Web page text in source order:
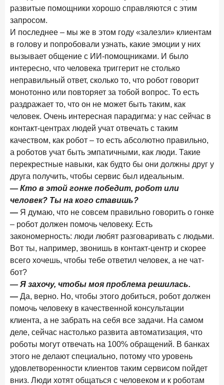
29 апреля 2026 года
Конкуренция на рынке инвестиционно-страховых
продуктов усиливается
28 апреля 2026 года ИССЛЕДОВАНИЕ
Привязанность побеждает ставку? Как выбирают банк
для сбережений в 2026 году
27 апреля 2026 года
Банки скорректировали доходность вкладов после
снижения ключевой ставки до 14,5%
Цифра дня
Средняя ставка по ипотеке в России
8,95 %
+1,48 п.п.
Frank Data. Ипотека Поделиться
24 апреля 2026 года ИССЛЕДОВАНИЕ
Ипотека. Итоги работы крупнейших ипотечных банков
в марте 2026 года
15 апреля 2026 года
Рынок подписок 2026: от гонки за объёмами к битве за
привычку
15 апреля 2026 года ИССЛЕДОВАНИЕ
Маркетинговые акции брокеров: обзор механик и
трендов
10 апреля 2026 года ИССЛЕДОВАНИЕ
ДНК современного ипотечного клиента
развитые помощники хорошо справляются с этим
запросом.
И последнее – мы же в этом году «залезли» клиентам
в голову и попробовали узнать, какие эмоции у них
вызывает общение с ИИ-помощниками. И было
интересно, что человека триггерит не столько
неправильный ответ, сколько то, что робот говорит
монотонно или повторяет за тобой вопрос. То есть
раздражает то, что он не может быть таким, как
человек. Очень интересная парадигма: у нас сейчас в
контакт-центрах людей учат отвечать с таким
качеством, как робот – то есть абсолютно правильно,
а роботов учат быть эмпатичными, как люди. Такие
перекрестные навыки, как будто бы они должны друг у
друга получить, чтобы сервис был идеальным.
— Кто в этой гонке победит, робот или
человек? Ты на кого ставишь?
— Я думаю, что не совсем правильно говорить о гонке
– робот должен помочь человеку. Есть
закономерность: люди любят разговаривать с людьми.
Вот ты, например, звонишь в контакт-центр и скорее
всего хочешь, чтобы тебе ответил человек, а не чат-
бот?
— Я захочу, чтобы моя проблема решилась.
— Да, верно. Но, чтобы этого добиться, робот должен
помочь человеку в качественной консультации
клиента, а не забрать на себя все задачи. На самом
деле, сейчас настолько развита автоматизация, что
роботы могут отвечать на 100% обращений. В банках
этого не делают специально, потому что уровень
удовлетворенности клиентов таким сервисом пойдет
вниз. Люди хотят общаться с человеком и к роботам